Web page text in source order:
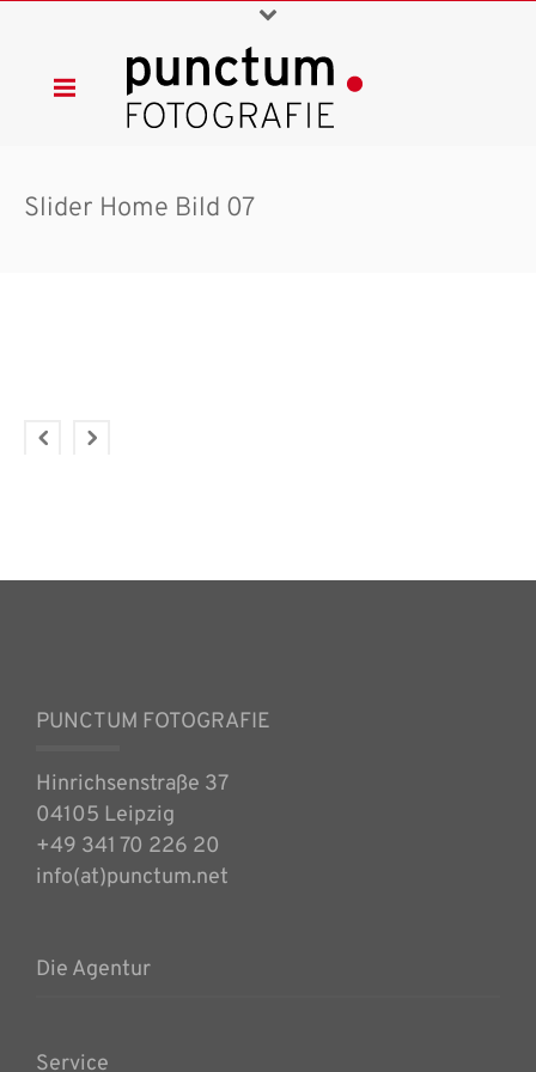
Slider Home Bild 07
PUNCTUM FOTOGRAFIE
Hinrichsenstraße 37
04105 Leipzig
+49 341 70 226 20
info(at)punctum.net
Die Agentur
Service